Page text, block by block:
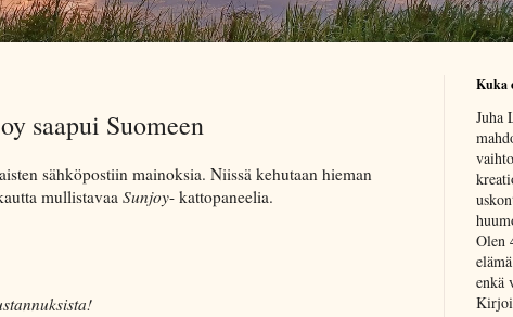
saapui Suomeen
sähköpostiin mainoksia. Niissä kehutaan hieman
mullistavaa Sunjoy- kattopaneelia.
Kuka
Juha
Olen
enkä